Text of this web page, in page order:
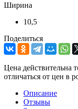
Ширина
10,5
Поделиться
Цена действительна
отличаться от цен в
Описание
Отзывы